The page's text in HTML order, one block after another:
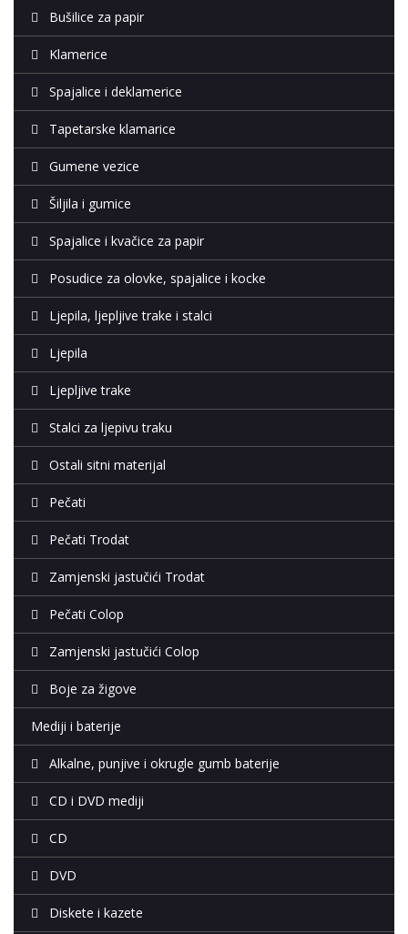
Bušilice za papir
Klamerice
Spajalice i deklamerice
Tapetarske klamarice
Gumene vezice
Šiljila i gumice
Spajalice i kvačice za papir
Posudice za olovke, spajalice i kocke
Ljepila, ljepljive trake i stalci
Ljepila
Ljepljive trake
Stalci za ljepivu traku
Ostali sitni materijal
Pečati
Pečati Trodat
Zamjenski jastučići Trodat
Pečati Colop
Zamjenski jastučići Colop
Boje za žigove
Mediji i baterije
Alkalne, punjive i okrugle gumb baterije
CD i DVD mediji
CD
DVD
Diskete i kazete